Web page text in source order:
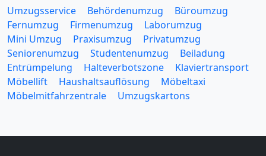
Umzugsservice Behördenumzug
Büroumzug
Fernumzug
Firmenumzug
Laborumzug
Mini Umzug
Praxisumzug
Privatumzug
Seniorenumzug
Studentenumzug
Beiladung
Entrümpelung
Halteverbotszone
Klaviertransport
Möbellift
Haushaltsauflösung
Möbeltaxi
Möbelmitfahrzentrale
Umzugskartons